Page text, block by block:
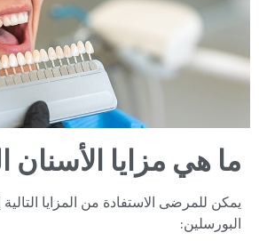
ما هي مزايا الأسنان
يمكن للمرضى الاستفادة من المزايا التالية
البورسلين: